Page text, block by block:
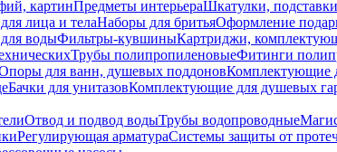
картинПредметы интерьераШкатулки,
лица и телаНаборы для бритьяОформление
водыФильтры-кувшиныКартриджи,
Трубы полипропиленовыеФитинги
для ванн, душевых поддоновКомплектующие
Бачки для унитазовКомплектующие для душевых
Отвод и подвод водыТрубы водопроводные
Регулирующая арматураСистемы защиты от